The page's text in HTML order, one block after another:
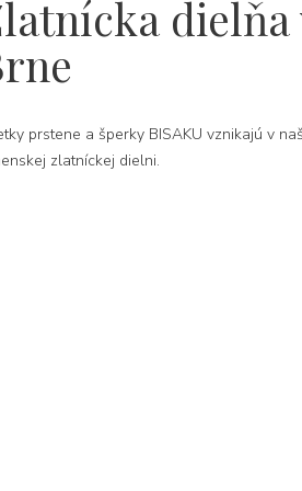
dielňa
prstene a šperky BISAKU vznikajú v
zlatníckej dielni.